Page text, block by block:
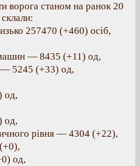
ворога станом на ранок 20
257470 (+460) осіб,
— 8435 (+11) од,
— 5245 (+33) од,
од,
од,
рівня — 4304 (+22),
од,